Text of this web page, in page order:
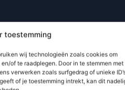
toestemming
wij technologieën zoals cookies om
of te raadplegen. Door in te stemmen met
verwerken zoals surfgedrag of unieke
of je toestemming intrekt, kan dit